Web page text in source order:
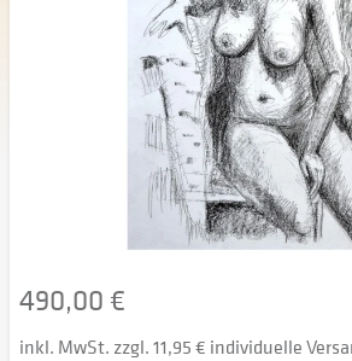
490,00 €
inkl. MwSt. zzgl. 11,95 € individuelle